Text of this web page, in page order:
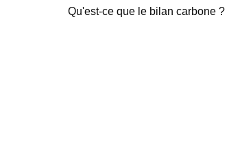
Qu'est-ce que le bilan carbone ?